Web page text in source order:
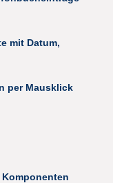
mit Datum,
per Mausklick